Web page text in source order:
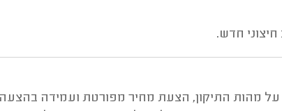
חיצוני חדש.
על מהות התיקון, הצעת מחיר מפורטת ועמידה